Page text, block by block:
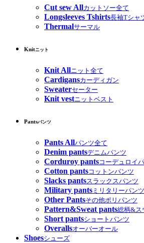
Cut sew Allカットソー全て
Longsleeves Tshirts長袖Tシャ
Thermalサーマル
Knitニット
Knit Allニット全て
Cardigansカーディガン
Sweaterセーター
Knit vestニットベスト
Pantsパンツ
Pants Allパンツ全て
Denim pantsデニムパンツ
Corduroy pantsコーデュロイ
Cotton pantsコットンパンツ
Slacks pantsスラックスパンツ
Military pants ミリタリーパンツ
Other Pantsその他ポリパンツ
Pattern&Sweat pants総柄&ス
Short pantsショートパンツ
Overallsオーバーオール
Shoesシューズ